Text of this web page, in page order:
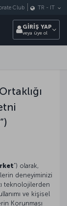
Club TR - IT
GİRİŞ YAP
veya üye ol
”) olarak,
deneyiminizi
teknolojilerden
ve kişisel
Korunması